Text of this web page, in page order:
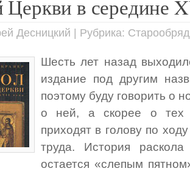
Церкви в середине
Десницкий | Рубрика:
Шесть лет назад
издание под другим
поэтому буду говорить о
о ней, а скорее о тех
приходят в голову по
труда. История
остается «слепым